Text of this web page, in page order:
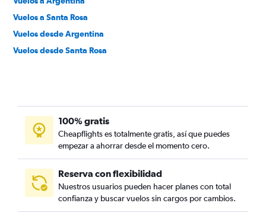
Vuelos a Santa Rosa
Vuelos desde Argentina
Vuelos desde Santa Rosa
100% gratis
Cheapflights es totalmente gratis, así que puedes
empezar a ahorrar desde el momento cero.
Reserva con flexibilidad
Nuestros usuarios pueden hacer planes con total
confianza y buscar vuelos sin cargos por cambios.